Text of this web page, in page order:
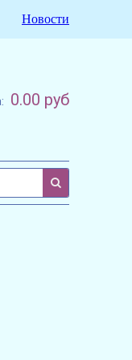
Новости
0.00 руб